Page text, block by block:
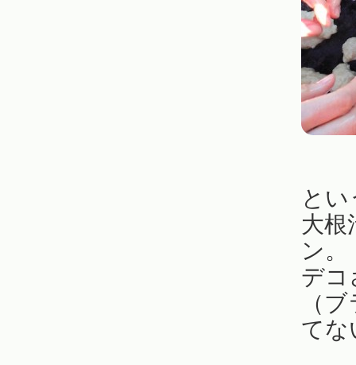
と
大根
ン。
デコ
（
てな